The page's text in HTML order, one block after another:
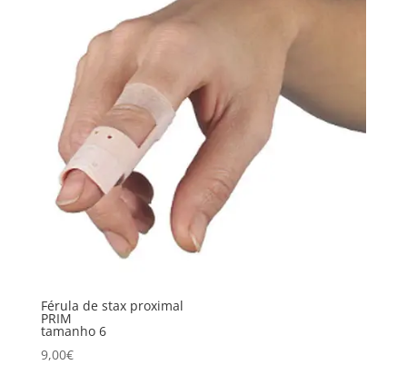
Férula de stax proximal
PRIM
tamanho 6
9,00€